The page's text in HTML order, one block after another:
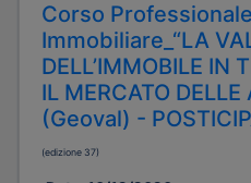
Corso
Immobiliare_“LA
DELL’IMMOBILE IN
IL MERCATO DELLE
(Geoval) -
(edizione 37)